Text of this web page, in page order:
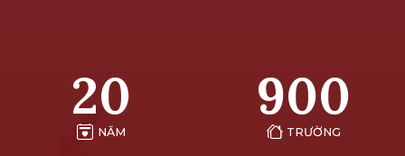
20
NĂM
900
TRƯỜNG